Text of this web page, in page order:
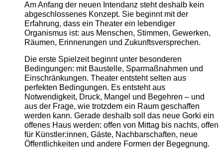
Am Anfang der neuen Intendanz steht deshalb kein
abgeschlossenes Konzept. Sie beginnt mit der
Erfahrung, dass ein Theater ein lebendiger
Organismus ist: aus Menschen, Stimmen, Gewerken,
Räumen, Erinnerungen und Zukunftsversprechen.
Die erste Spielzeit beginnt unter besonderen
Bedingungen: mit Baustelle, Sparmaßnahmen und
Einschränkungen. Theater entsteht selten aus
perfekten Bedingungen. Es entsteht aus
Notwendigkeit, Druck, Mangel und Begehren – und
aus der Frage, wie trotzdem ein Raum geschaffen
werden kann. Gerade deshalb soll das neue Gorki ein
offenes Haus werden: offen von Mittag bis nachts, offen
für Künstler:innen, Gäste, Nachbarschaften, neue
Öffentlichkeiten und andere Formen der Begegnung.